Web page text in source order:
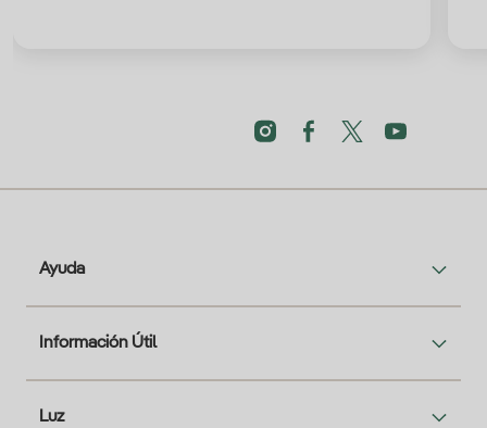
Ayuda
Información Útil
Luz